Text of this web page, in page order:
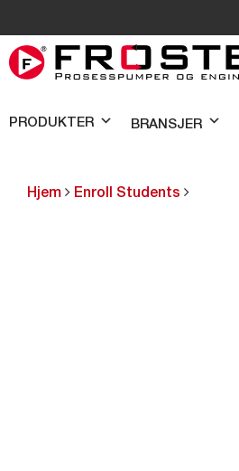
PRODUKTER BRANSJER
Hjem Enroll Students